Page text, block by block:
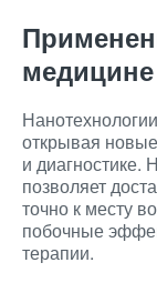
медицине
открывая
и диагностике.
позволяет
точно к месту
побочные
терапии.